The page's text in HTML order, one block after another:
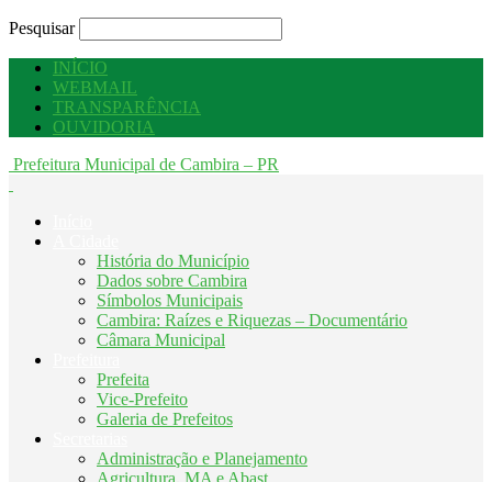
Pesquisar
INÍCIO
WEBMAIL
TRANSPARÊNCIA
OUVIDORIA
Prefeitura Municipal de Cambira – PR
História do Município
Dados sobre Cambira
Símbolos Municipais
Cambira: Raízes e Riquezas – Documentário
Câmara Municipal
Prefeita
Vice-Prefeito
Galeria de Prefeitos
Administração e Planejamento
Agricultura, MA e Abast